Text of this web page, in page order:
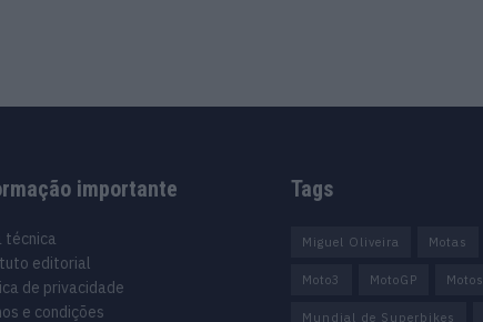
importante
técnica
editorial
de privacidade
e condições
Tags
Miguel Oliveira Motas
Moto3 MotoGP Motos
Mundial de Superbikes